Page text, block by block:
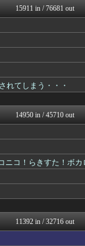
NEWSぽけまとめーる
鬼女まとめ速報 -修羅
アナ速‐女子アナ画像
鬼女の宅配便 - 修羅場
デジタルニューススレ
おにひめちゃんの監視
広島東洋カープまとめ
かせまと！
ヒーローNEWS
りぷらい速報
海外の万国反応記＠海
SS 森きのこ！
15911 in / 76681 out
れてしまう・・・
14950 in / 45710 out
ニコ！らきすた！ボカ
11392 in / 32716 out